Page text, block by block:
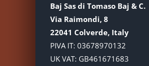
Baj Sas di Tomaso Baj & C.
Via Raimondi, 8
22041 Colverde, Italy
PIVA IT: 03678970132
UK VAT: GB461671683